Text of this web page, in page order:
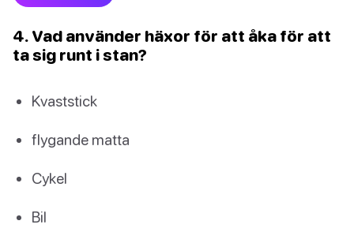
4. Vad använder häxor för att åka för att
ta sig runt i stan?
Kvaststick
flygande matta
Cykel
Bil